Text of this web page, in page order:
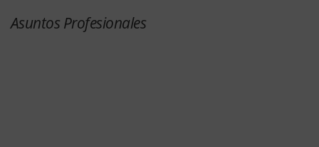
Asuntos Profesionales